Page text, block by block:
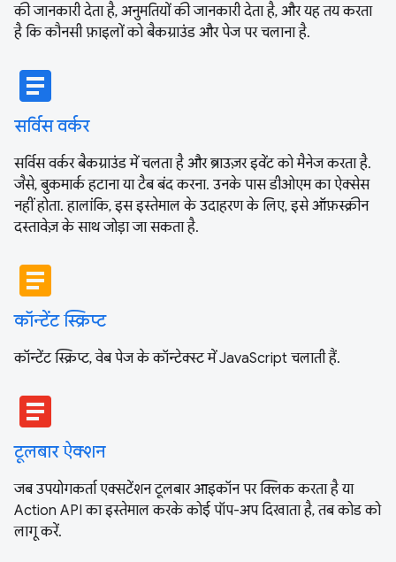
की जानकारी देता है, अनुमतियों की जानकारी देता है, और यह तय करता
है कि कौनसी फ़ाइलों को बैकग्राउंड और पेज पर चलाना है.
article
सर्विस वर्कर
सर्विस वर्कर बैकग्राउंड में चलता है और ब्राउज़र इवेंट को मैनेज करता है.
जैसे, बुकमार्क हटाना या टैब बंद करना. उनके पास डीओएम का ऐक्सेस
नहीं होता. हालांकि, इस इस्तेमाल के उदाहरण के लिए, इसे ऑफ़स्क्रीन
दस्तावेज़ के साथ जोड़ा जा सकता है.
article
कॉन्टेंट स्क्रिप्ट
कॉन्टेंट स्क्रिप्ट, वेब पेज के कॉन्टेक्स्ट में JavaScript चलाती हैं.
article
टूलबार ऐक्शन
जब उपयोगकर्ता एक्सटेंशन टूलबार आइकॉन पर क्लिक करता है या
Action API का इस्तेमाल करके कोई पॉप-अप दिखाता है, तब कोड को
लागू करें.